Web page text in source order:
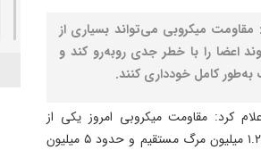
میکروبی می‌تواند بسیاری از
اعضا را با خطر جدی روبه‌رو کند و
کامل خودداری کنند.
کرد: مقاومت میکروبی امروز یکی از
جدی‌ترین تهدیدهای سلامت است و سالانه بیش از ۱.۲۷ میلیون مرگ مستقیم و حدود ۵ میلیون